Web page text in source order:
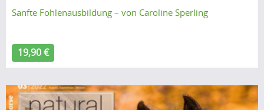
Sanfte Fohlenausbildung – von Caroline Sperling
19,90 €